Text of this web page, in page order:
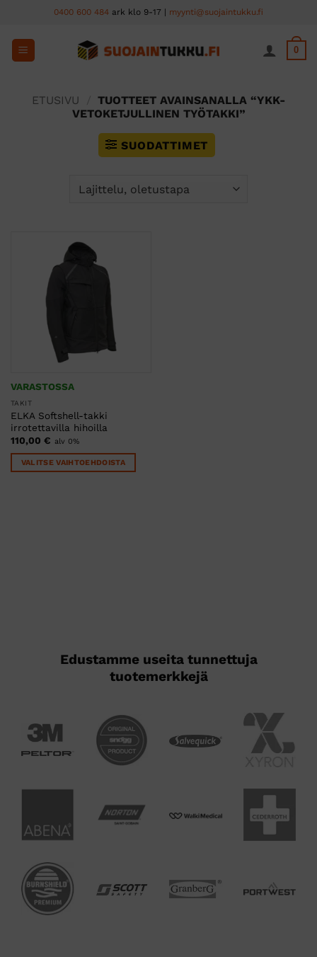
content
0400 600 484 ark klo 9-17 | myynti@suojaintukku.fi
0
ETUSIVU
TUOTTEET AVAINSANALLA “YKK-
VETOKETJULLINEN TYÖTAKKI”
SUODATTIMET
VARASTOSSA
TAKIT
ELKA Softshell-takki
irrotettavilla hihoilla
110,00 € alv 0%
VALITSE VAIHTOEHDOISTA
Edustamme useita tunnettuja
tuotemerkkejä